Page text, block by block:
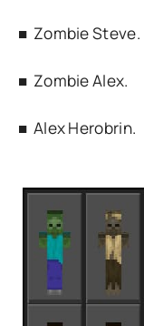
■ Zombie Steve.
■ Zombie Alex.
■ Alex Herobrin.